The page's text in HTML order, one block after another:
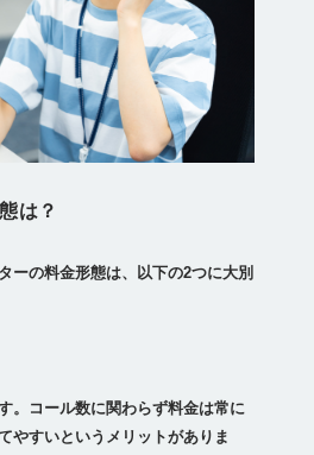
は？
ーの料金形態は、以下の2つに大別
。コール数に関わらず料金は常に
やすいというメリットがありま